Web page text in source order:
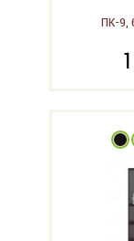
ПК-9,